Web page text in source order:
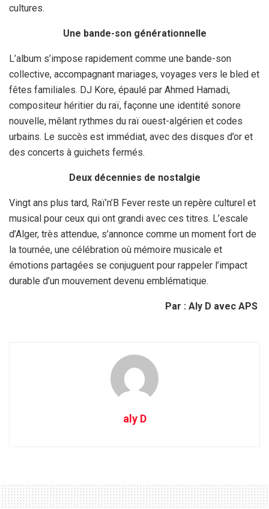
cultures.
Une bande-son générationnelle
L’album s’impose rapidement comme une bande-son
collective, accompagnant mariages, voyages vers le bled et
fêtes familiales. DJ Kore, épaulé par Ahmed Hamadi,
compositeur héritier du raï, façonne une identité sonore
nouvelle, mêlant rythmes du raï ouest-algérien et codes
urbains. Le succès est immédiat, avec des disques d’or et
des concerts à guichets fermés.
Deux décennies de nostalgie
Vingt ans plus tard, Raï’n’B Fever reste un repère culturel et
musical pour ceux qui ont grandi avec ces titres. L’escale
d’Alger, très attendue, s’annonce comme un moment fort de
la tournée, une célébration où mémoire musicale et
émotions partagées se conjuguent pour rappeler l’impact
durable d’un mouvement devenu emblématique.
Par : Aly D avec APS
aly D